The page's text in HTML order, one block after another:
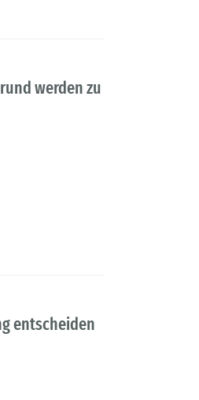
werden zu
entscheiden